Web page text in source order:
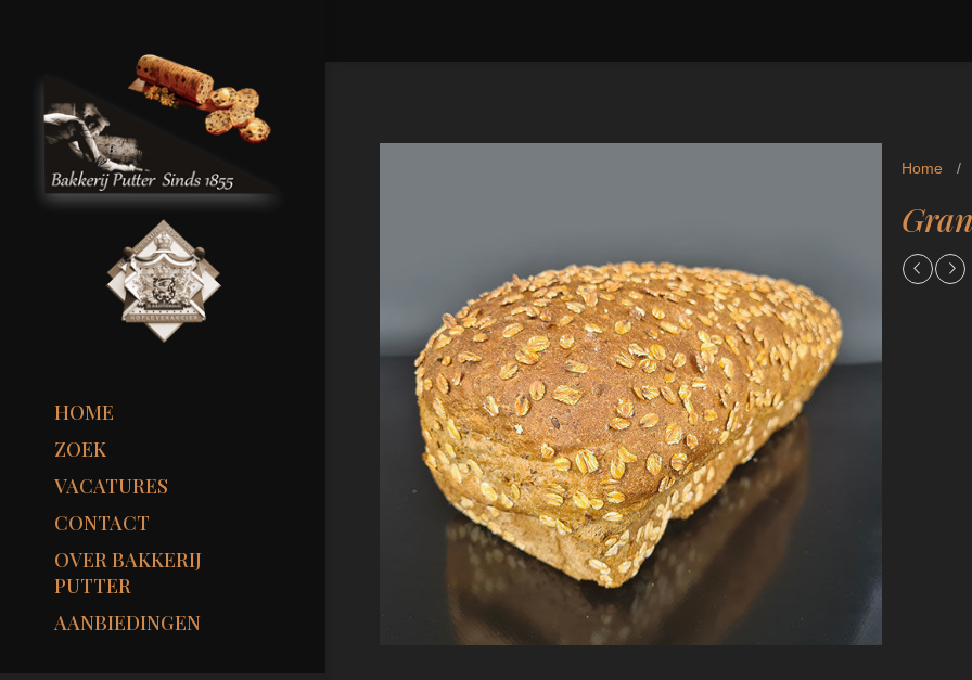
HOME
ZOEK
VACATURES
CONTACT
OVER BAKKERIJ
PUTTER
AANBIEDINGEN
Home /